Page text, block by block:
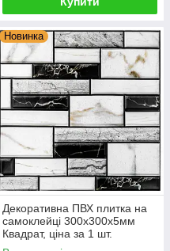
Новинка
Декоративна ПВХ плитка на
самоклейці 300х300х5мм
Квадрат, ціна за 1 шт.
(СПП-602) SW-00000669